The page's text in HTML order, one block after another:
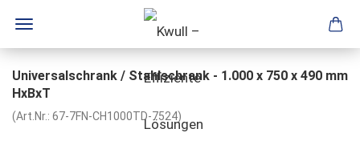
Universalschrank / Stahlschrank - 1.000 x 750 x 490 mm
HxBxT
(Art.Nr.: 67-7FN-CH1000TD-7524)